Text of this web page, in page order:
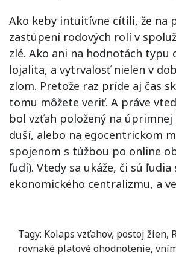
Ako keby intuitívne cítili, že na
zastúpení rodových rolí v
zlé. Ako ani na hodnotách typu
lojalita, a vytrvalosť nielen v
zlom. Pretože raz príde aj čas
tomu môžete veriť. A práve
bol vzťah položený na
duší, alebo na egocentrickom
spojenom s túžbou po online
ľudí). Vtedy sa ukáže, či sú
ekonomického centralizmu, a
Tagy: Kolaps vzťahov, postoj žien,
rovnaké platové ohodnotenie,